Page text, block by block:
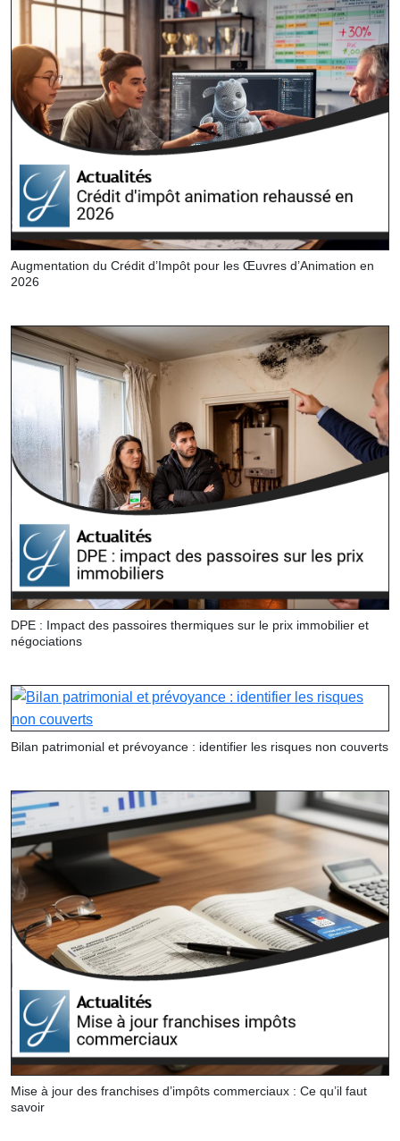
Augmentation du Crédit d’Impôt pour les Œuvres d’Animation en
2026
DPE : Impact des passoires thermiques sur le prix immobilier et
négociations
Bilan patrimonial et prévoyance : identifier les risques non couverts
Mise à jour des franchises d’impôts commerciaux : Ce qu’il faut
savoir